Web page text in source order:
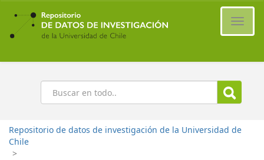
Ir
contenido
principal
Buscar
Repositorio de datos de investigación de la Universidad de
Chile
>